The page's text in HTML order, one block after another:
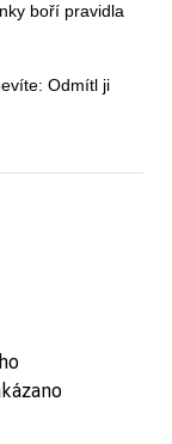
boří pravidla
Odmítl ji